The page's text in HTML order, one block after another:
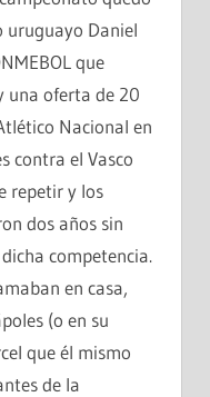
uruguayo Daniel
que
una oferta de 20
Nacional en
contra el Vasco
repetir y los
dos años sin
competencia.
en casa,
(o en su
que él mismo
de la